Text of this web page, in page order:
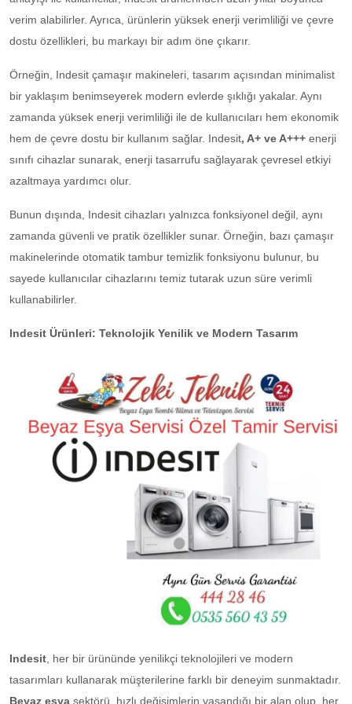
verim alabilirler. Ayrıca, ürünlerin yüksek enerji verimliliği ve çevre
dostu özellikleri, bu markayı bir adım öne çıkarır.
Örneğin, Indesit çamaşır makineleri, tasarım açısından minimalist
bir yaklaşım benimseyerek modern evlerde şıklığı yakalar. Aynı
zamanda yüksek enerji verimliliği ile de kullanıcıları hem ekonomik
hem de çevre dostu bir kullanım sağlar. Indesit, A+ ve A+++ enerji
sınıfı cihazlar sunarak, enerji tasarrufu sağlayarak çevresel etkiyi
azaltmaya yardımcı olur.
Bunun dışında, Indesit cihazları yalnızca fonksiyonel değil, aynı
zamanda güvenli ve pratik özellikler sunar. Örneğin, bazı çamaşır
makinelerinde otomatik tambur temizlik fonksiyonu bulunur, bu
sayede kullanıcılar cihazlarını temiz tutarak uzun süre verimli
kullanabilirler.
Indesit Ürünleri: Teknolojik Yenilik ve Modern Tasarım
Indesit, her bir ürününde yenilikçi teknolojileri ve modern
tasarımları kullanarak müşterilerine farklı bir deneyim sunmaktadır.
Beyaz eşya sektörü, hızlı değişimlerin yaşandığı bir alan olup, her